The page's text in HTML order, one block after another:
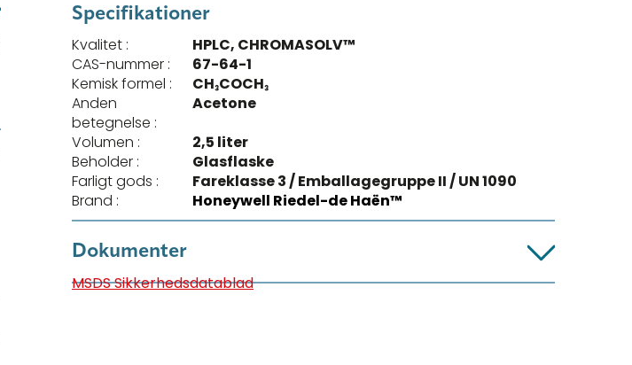
Specifikationer
Kvalitet :
HPLC, CHROMASOLV™
CAS-nummer :
67-64-1
Kemisk formel :
CH₃COCH₃
Anden
betegnelse :
Acetone
Volumen :
2,5 liter
Beholder :
Glasflaske
Farligt gods :
Fareklasse 3 / Emballagegruppe II / UN 1090
Brand :
Honeywell Riedel-de Haën™
Dokumenter
MSDS Sikkerhedsdatablad